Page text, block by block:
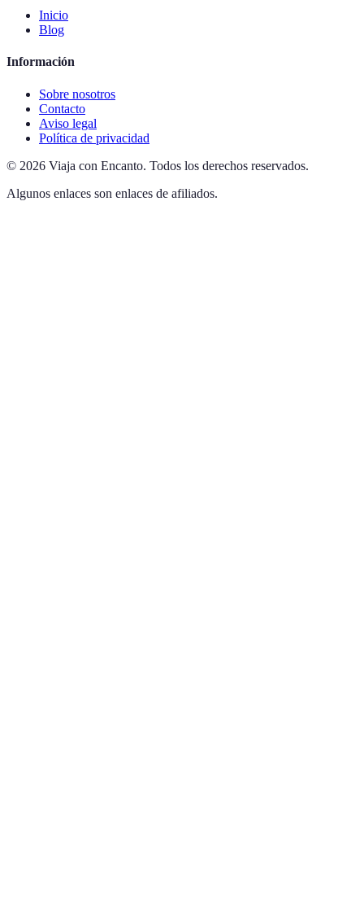
Inicio
Blog
Información
Sobre nosotros
Contacto
Aviso legal
Política de privacidad
© 2026 Viaja con Encanto. Todos los derechos reservados.
Algunos enlaces son enlaces de afiliados.